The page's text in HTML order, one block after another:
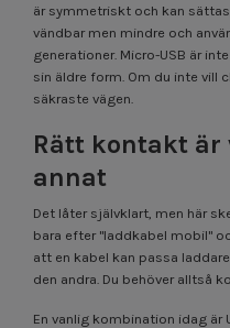
är symmetriskt och kan
vändbar men mindre och
generationer. Micro-USB är
sin äldre form. Om du inte vill
säkraste vägen.
Rätt kontakt
annat
Det låter självklart, men här
bara efter "laddkabel mobil"
att en kabel kan passa
den andra. Du behöver alltså
En vanlig kombination idag är